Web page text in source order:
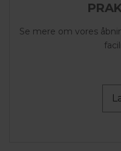
Se mere om vores